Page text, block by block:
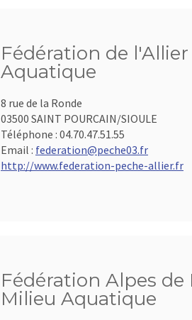
Fédération de
Aquatique
8 rue de la Ronde
03500 SAINT POURCAIN/SIOULE
Téléphone : 04.70.47.51.55
Email : federation@peche03.fr
http://www.federation-peche-allier.fr
Fédération Alpes
Milieu Aquatique